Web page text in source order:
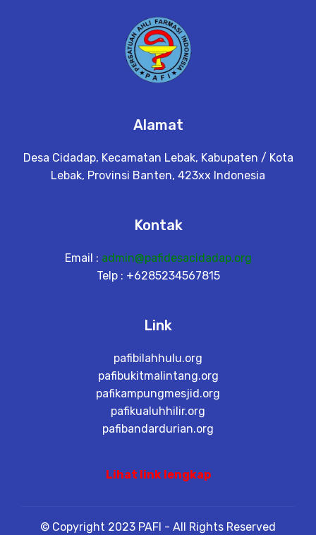
Alamat
Desa Cidadap, Kecamatan Lebak, Kabupaten / Kota
Lebak, Provinsi Banten, 423xx Indonesia
Kontak
Email : admin@pafidesacidadap.org
Telp : +6285234567815
Link
pafibilahhulu.org
pafibukitmalintang.org
pafikampungmesjid.org
pafikualuhhilir.org
pafibandardurian.org
Lihat link lengkap
© Copyright 2023 PAFI - All Rights Reserved